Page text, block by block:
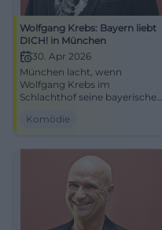
Wolfgang Krebs: Bayern liebt
DICH! in München
30. Apr 2026
München lacht, wenn
Wolfgang Krebs im
Schlachthof seine bayerischen
und Stammtisch-Pointe am
Komödie